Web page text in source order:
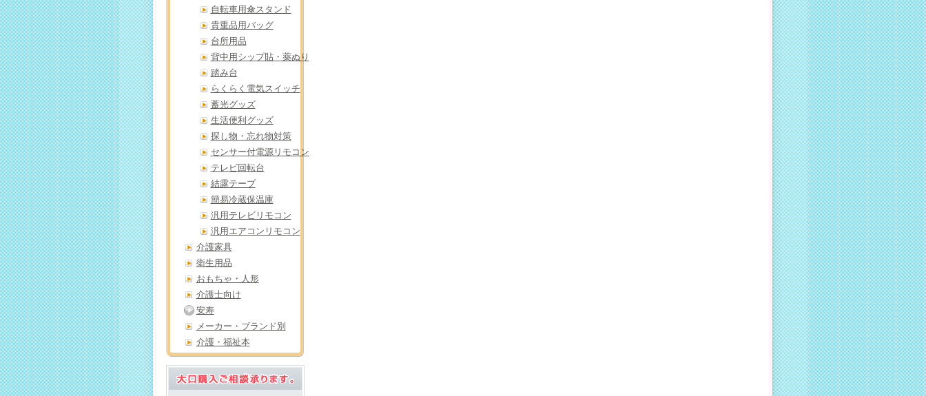
自転車用傘スタンド
貴重品用バッグ
台所用品
背中用シップ貼・薬ぬり
踏み台
らくらく電気スイッチ
蓄光グッズ
生活便利グッズ
探し物・忘れ物対策
センサー付電源リモコン
テレビ回転台
結露テープ
簡易冷蔵保温庫
汎用テレビリモコン
汎用エアコンリモコン
介護家具
衛生用品
おもちゃ・人形
介護士向け
安寿
メーカー・ブランド別
介護・福祉本